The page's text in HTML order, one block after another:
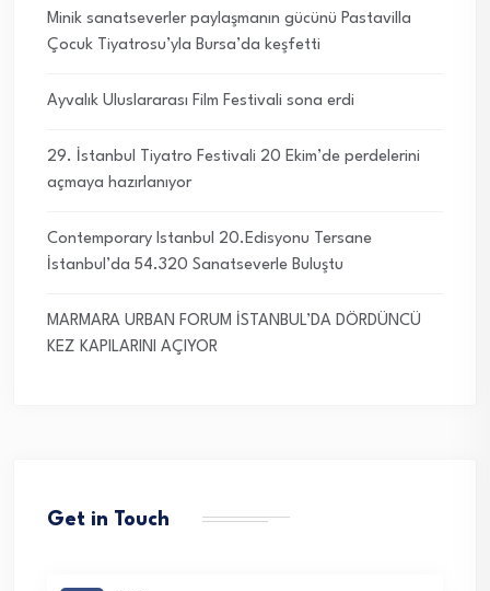
Minik sanatseverler paylaşmanın gücünü Pastavilla
Çocuk Tiyatrosu’yla Bursa’da keşfetti
Ayvalık Uluslararası Film Festivali sona erdi
29. İstanbul Tiyatro Festivali 20 Ekim’de perdelerini
açmaya hazırlanıyor
Contemporary Istanbul 20.Edisyonu Tersane
İstanbul’da 54.320 Sanatseverle Buluştu
MARMARA URBAN FORUM İSTANBUL’DA DÖRDÜNCÜ
KEZ KAPILARINI AÇIYOR
Get in Touch